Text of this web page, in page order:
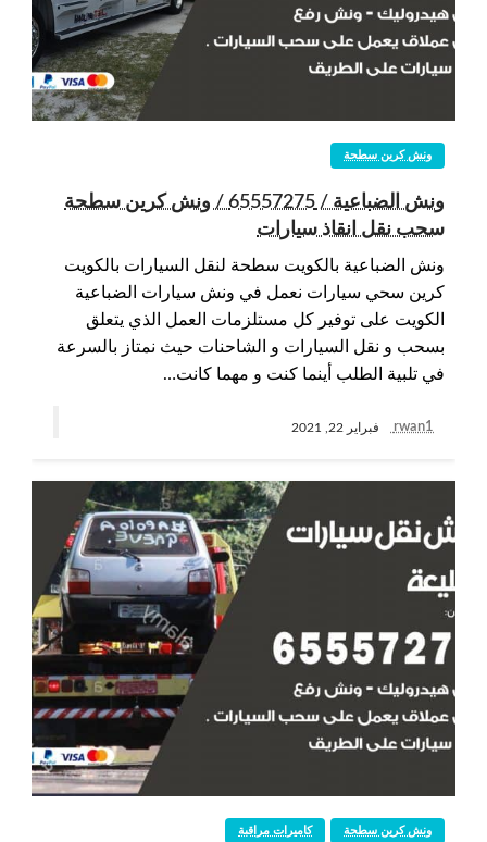
ونش كرين سطحة
ونش الضباعية / 65557275 / ونش كرين سطحة
سحب نقل انقاذ سيارات
ونش الضباعية بالكويت سطحة لنقل السيارات بالكويت
كرين سحي سيارات نعمل في ونش سيارات الضباعية
الكويت على توفير كل مستلزمات العمل الذي يتعلق
بسحب و نقل السيارات و الشاحنات حيث نمتاز بالسرعة
في تلبية الطلب أينما كنت و مهما كانت…
rwan1 فبراير 22, 2021
كاميرات مراقبة ونش كرين سطحة